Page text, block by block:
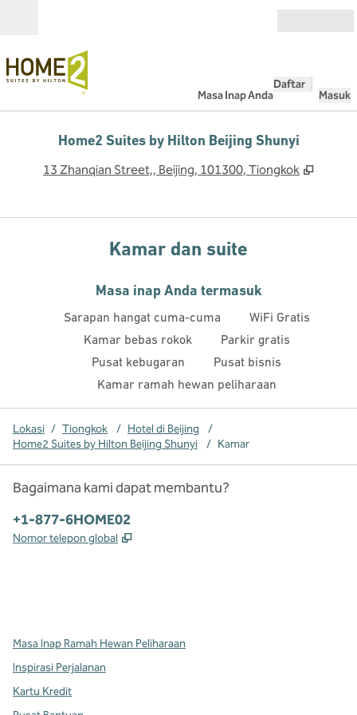
Masa Inap Anda
Daftar
Masuk
Home2 Suites by Hilton Beijing Shunyi
13 Zhanqian Street,, Beijing, 101300, Tiongkok ,
Kamar dan suite
Masa inap Anda termasuk
Sarapan hangat cuma-cuma
WiFi Gratis
Kamar bebas rokok
Parkir gratis
Pusat kebugaran
Pusat bisnis
Kamar ramah hewan peliharaan
Lokasi / Tiongkok / Hotel di Beijing
/
Home2 Suites by Hilton Beijing Shunyi
/ Kamar
Bagaimana kami dapat membantu?
Telepon:
+1-877-6HOME02
Nomor telepon global ,
Masa Inap Ramah Hewan Peliharaan
Inspirasi Perjalanan
Kartu Kredit